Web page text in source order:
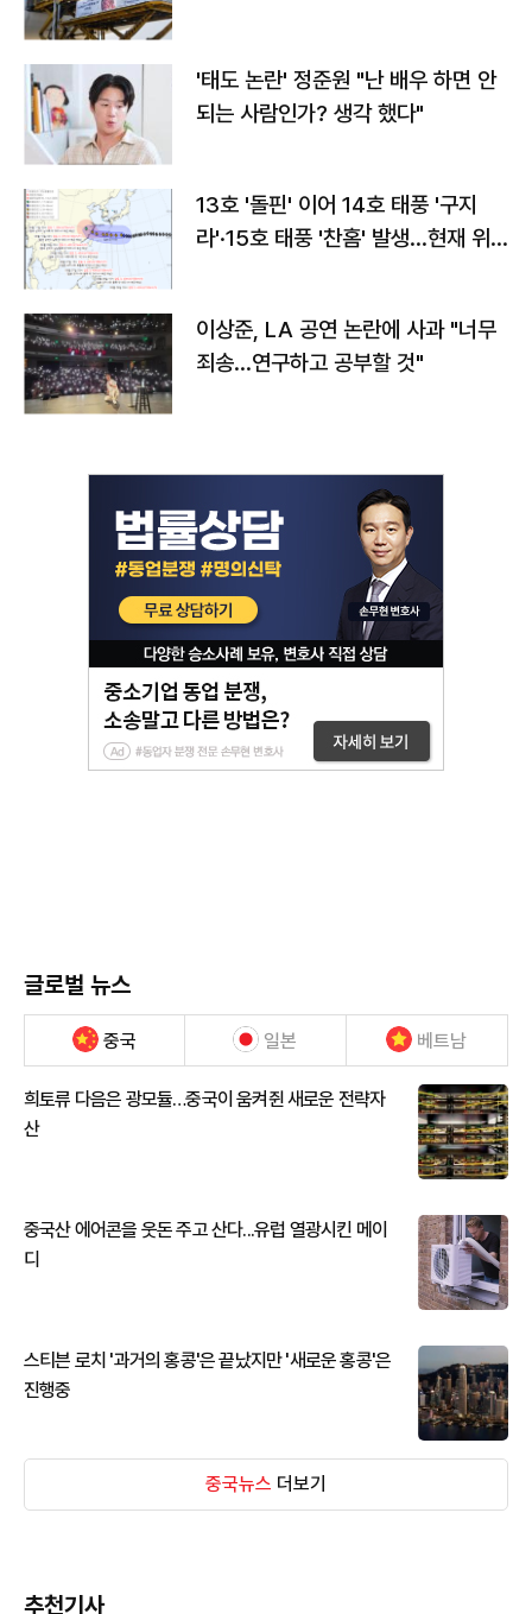
'태도 논란' 정준원 "난 배우 하면 안
되는 사람인가? 생각 했다"
13호 '돌핀' 이어 14호 태풍 '구지
라'·15호 태풍 '찬홈' 발생…현재 위
이상준, LA 공연 논란에 사과 "너무
죄송…연구하고 공부할 것"
글로벌 뉴스
중국 일본 베트남
희토류 다음은 광모듈…중국이 움켜쥔 새로운 전략자
산
중국산 에어콘을 웃돈 주고 산다...유럽 열광시킨 메이
디
스티븐 로치 '과거의 홍콩'은 끝났지만 '새로운 홍콩'은
진행중
중국뉴스 더보기
추천기사